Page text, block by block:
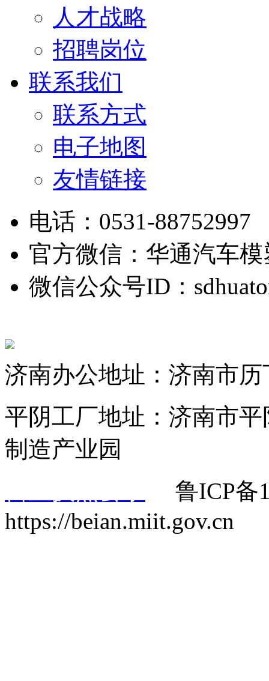
人才战略
招聘岗位
联系我们
联系方式
电子地图
友情链接
电话：0531-88752997
官方微信：华通汽车模
微信公众号ID：
济南办公地址：济南市
平阴工厂地址：济南市
制造产业园
鲁ICP备
https://beian.miit.gov.cn